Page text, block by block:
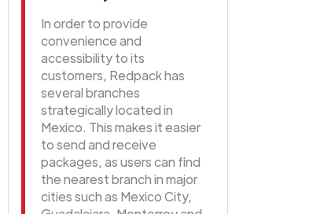
In order to provide
convenience and
accessibility to its
customers, Redpack has
several branches
strategically located in
Mexico. This makes it easier
to send and receive
packages, as users can find
the nearest branch in major
cities such as Mexico City,